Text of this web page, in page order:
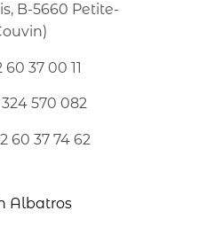
B-5660 Petite-
60 37 00 11
570 082
60 37 74 62
Albatros